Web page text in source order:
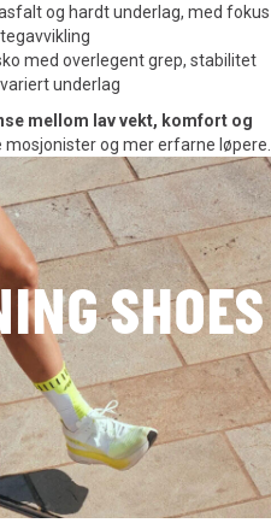
og hardt underlag, med fokus
med overlegent grep, stabilitet
underlag
mellom lav vekt, komfort og
mosjonister og mer erfarne løpere.
SHOES